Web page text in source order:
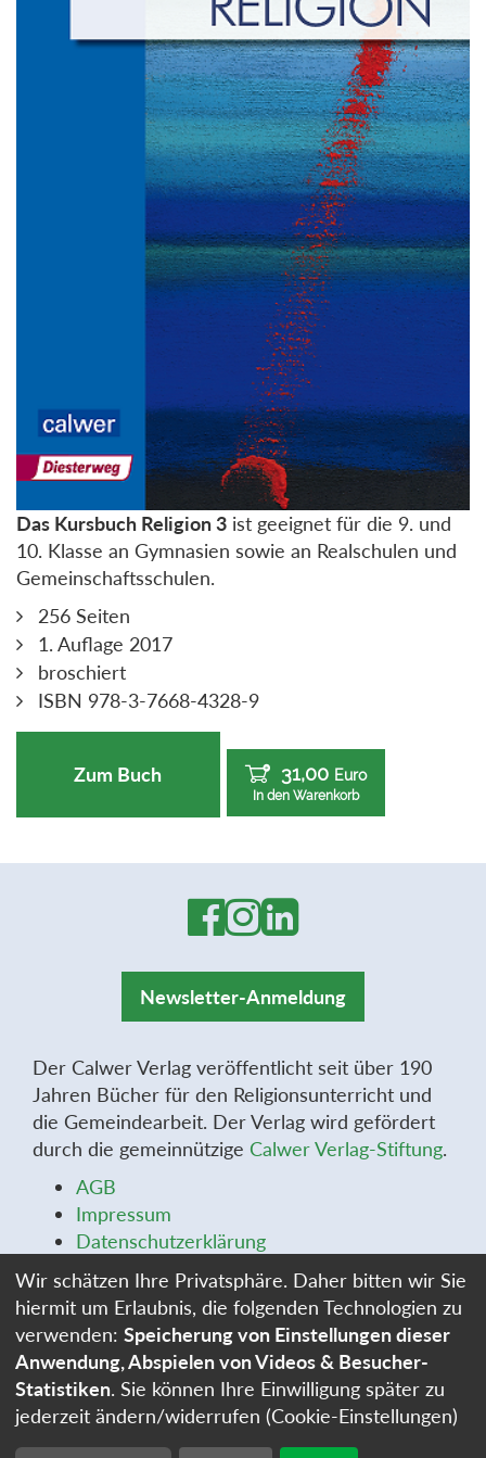
Das Kursbuch Religion 3 ist geeignet für die 9. und
10. Klasse an Gymnasien sowie an Realschulen und
Gemeinschaftsschulen.
256 Seiten
1. Auflage 2017
broschiert
ISBN 978-3-7668-4328-9
Zum Buch 31,00 Euro
In den Warenkorb
Newsletter-Anmeldung
Der Calwer Verlag veröffentlicht seit über 190
Jahren Bücher für den Religionsunterricht und
die Gemeindearbeit. Der Verlag wird gefördert
durch die gemeinnützige Calwer Verlag-Stiftung.
AGB
Impressum
Datenschutzerklärung
Widerrufsbelehrung
Widerrufsformular
Stellenangebote
Cookie-Einstellungen
Wir schätzen Ihre Privatsphäre. Daher bitten wir Sie
hiermit um Erlaubnis, die folgenden Technologien zu
verwenden: Speicherung von Einstellungen dieser
Anwendung, Abspielen von Videos & Besucher-
Statistiken. Sie können Ihre Einwilligung später zu
jederzeit ändern/widerrufen (Cookie-Einstellungen)